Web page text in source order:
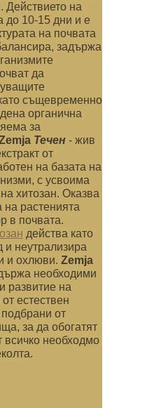
Действието на
до 10-15 дни и е
на почвата
задържа
да
същевременно
органична
за
Течен - жив
от
на базата на
с усвоима
хитозан. Оказва
растенията
в почвата.
действа като
и неутрализира
и охлюви. Zemja
необходими
развитие на
естествен
от
за да обогатят
всичко необходмо